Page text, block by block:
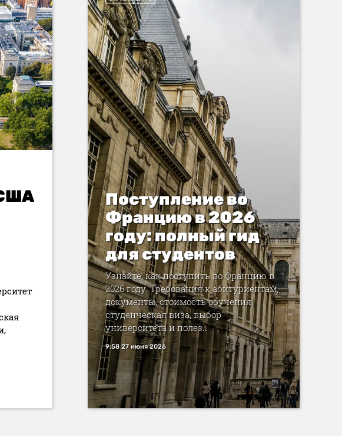
Поступление во
Францию в 2026
году: полный гид
для студентов
Узнайте, как поступить во Францию в
2026 году. Требования к абитуриентам,
документы, стоимость обучения,
студенческая виза, выбор
университета и полез...
9:58 27 июня 2026